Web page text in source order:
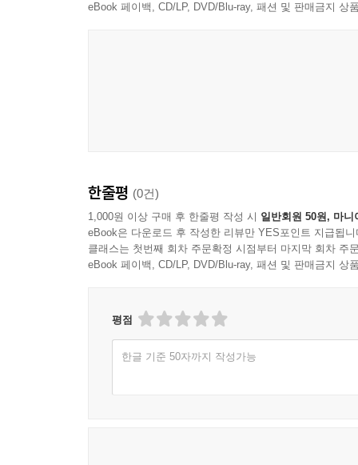
eBook 페이백, CD/LP, DVD/Blu-ray, 패션 및 판매금지 상
한줄평 (0건)
1,000원 이상 구매 후 한줄평 작성 시 일반회원 50원, 마니
eBook은 다운로드 후 작성한 리뷰만 YES포인트 지급됩니
클래스는 첫번째 회차 주문확정 시점부터 마지막 회차 주
eBook 페이백, CD/LP, DVD/Blu-ray, 패션 및 판매금지 상
평점
한글 기준 50자까지 작성가능